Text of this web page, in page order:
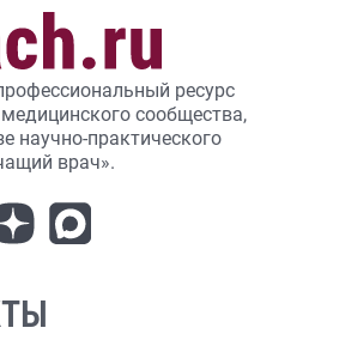
ресурс
сообщества,
научно-практического
врач».